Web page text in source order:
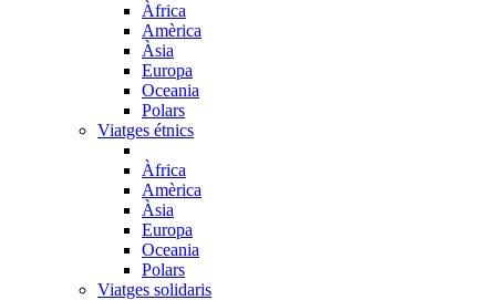
Àfrica
Amèrica
Àsia
Europa
Oceania
Polars
Viatges étnics
Àfrica
Amèrica
Àsia
Europa
Oceania
Polars
Viatges solidaris